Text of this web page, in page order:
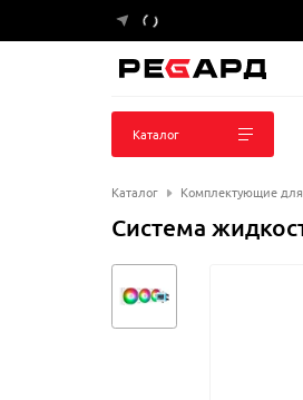
Каталог
Каталог Комплектующие
Система